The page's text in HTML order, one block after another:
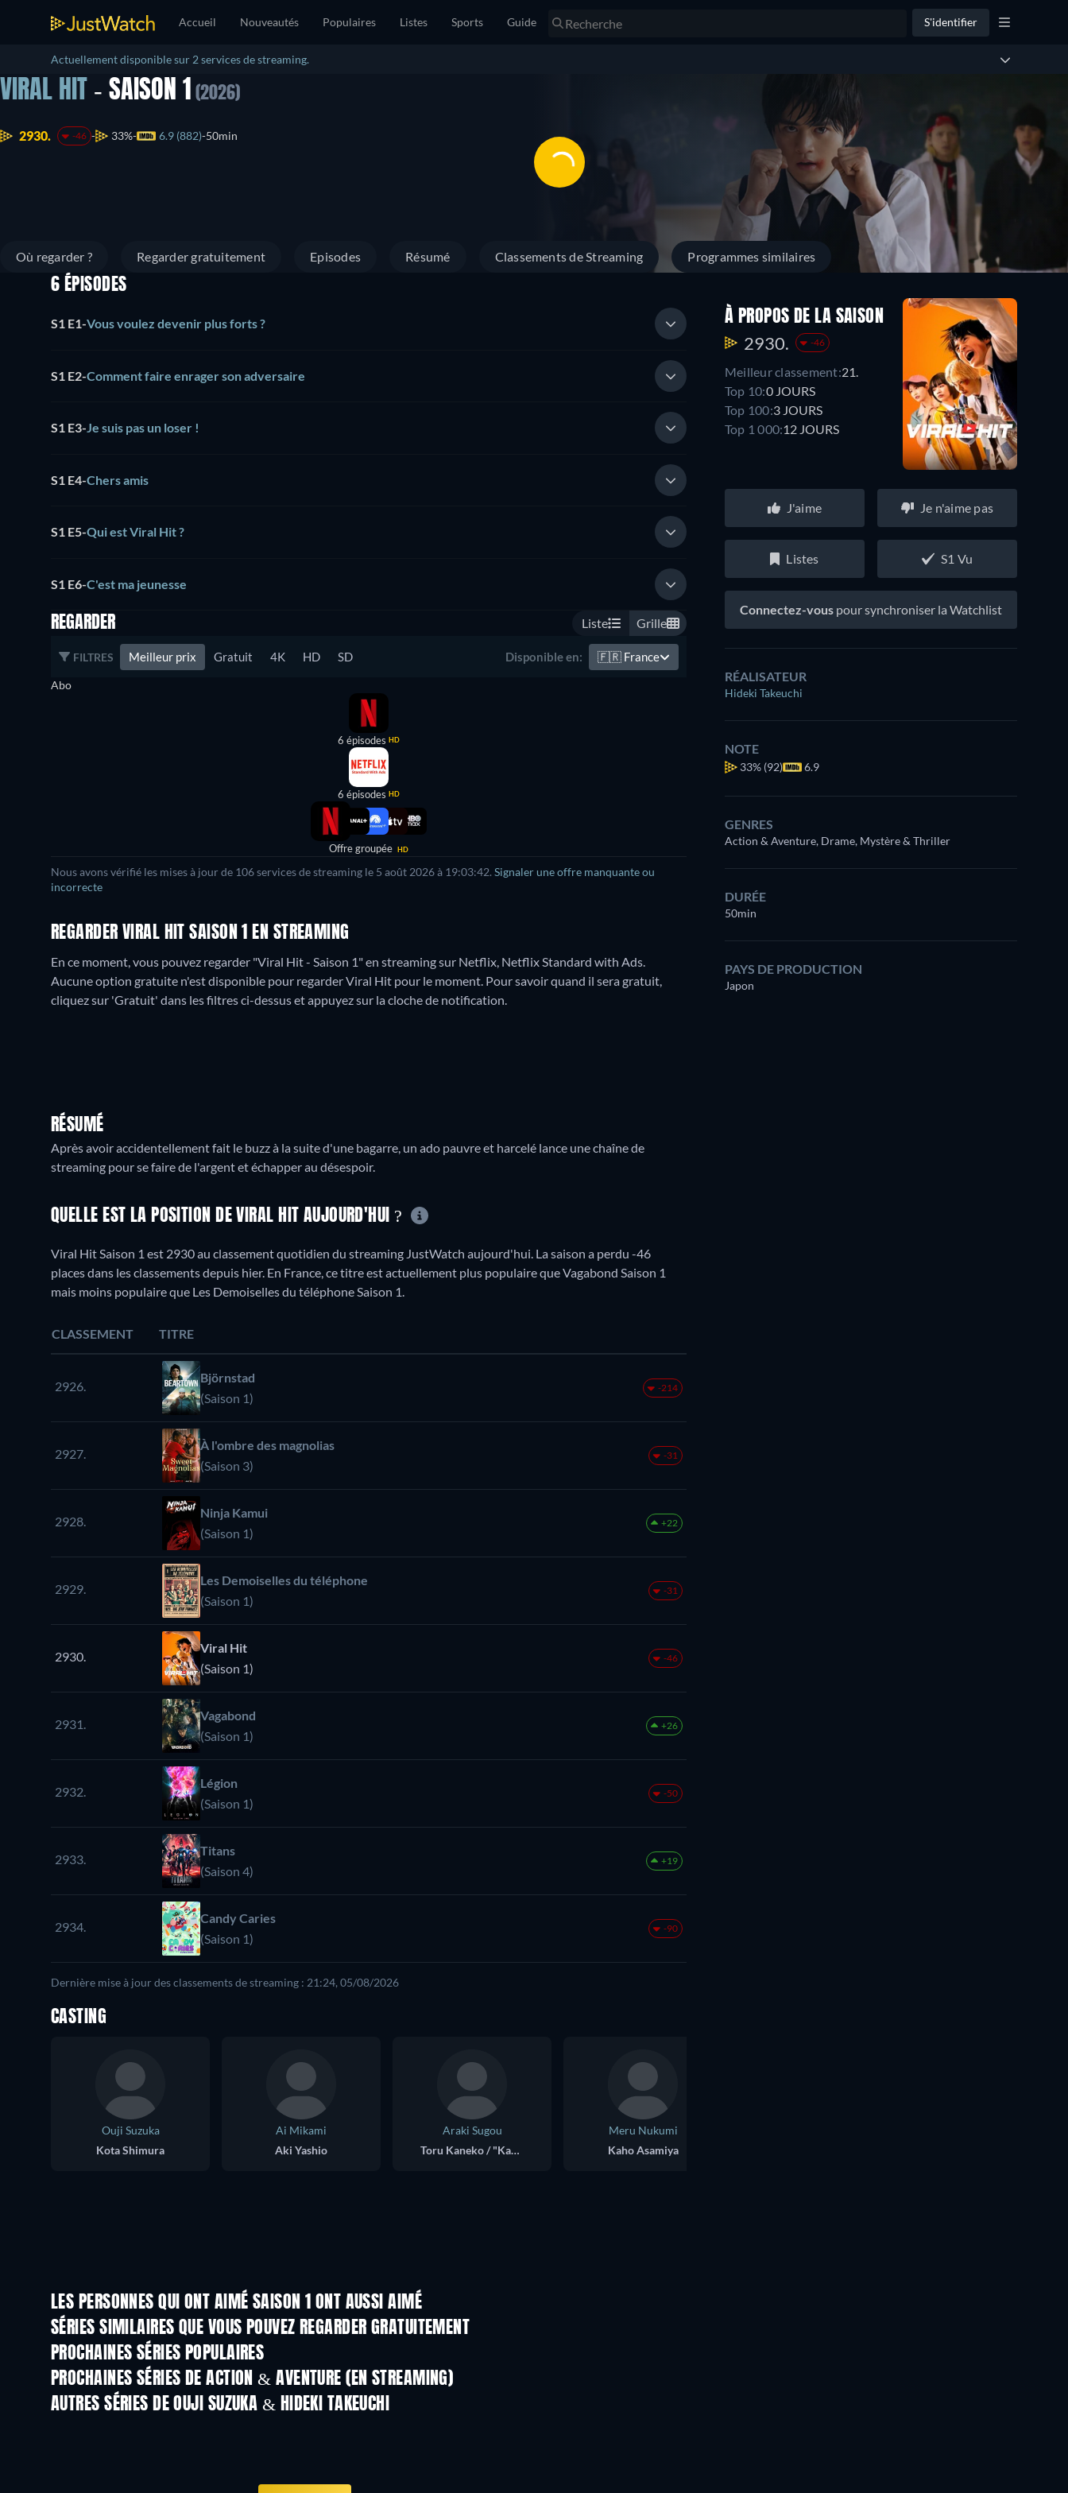
Accueil Nouveautés Populaires Listes Sports Guide S'identifier
Actuellement disponible sur 2 services de streaming.
VIRAL HIT - SAISON 1 (2026)
2930. -46 33% 6.9 (882) 50min
Où regarder ? Regarder gratuitement Episodes Résumé Classements de Streaming Programmes similaires
6 ÉPISODES
S1 E1-Vous voulez devenir plus forts ?
S1 E2-Comment faire enrager son adversaire
S1 E3-Je suis pas un loser !
S1 E4-Chers amis
S1 E5-Qui est Viral Hit ?
S1 E6-C'est ma jeunesse
REGARDER Liste Grille
FILTRES Meilleur prix Gratuit 4K HD SD Disponible en: 🇫🇷 France
Abo
6 épisodes HD
6 épisodes HD
Offre groupée HD
Nous avons vérifié les mises à jour de 106services de streaming le 5 août 2026à 19:03:42. Signaler une offre manquante ou
incorrecte
REGARDER VIRAL HIT SAISON 1 EN STREAMING
En ce moment, vous pouvez regarder "Viral Hit - Saison 1" en streaming sur Netflix, Netflix Standard with Ads.
Aucune option gratuite n'est disponible pour regarder Viral Hit pour le moment. Pour savoir quand il sera gratuit,
cliquez sur 'Gratuit' dans les filtres ci-dessus et appuyez sur la cloche de notification.
RÉSUMÉ
Après avoir accidentellement fait le buzz à la suite d'une bagarre, un ado pauvre et harcelé lance une chaîne de
streaming pour se faire de l'argent et échapper au désespoir.
À PROPOS DE LA SAISON
2930. -46
Meilleur classement:21.
Top 10:0 JOURS
Top 100:3 JOURS
Top 1 000:12 JOURS
J'aime Je n'aime pas
Listes S1 Vu
Connectez-vous pour synchroniser la Watchlist
RÉALISATEUR
Hideki Takeuchi
NOTE
33% (92) 6.9
GENRES
Action & Aventure, Drame, Mystère & Thriller
DURÉE
50min
PAYS DE PRODUCTION
Japon
QUELLE EST LA POSITION DE VIRAL HIT AUJOURD'HUI ?
Viral Hit Saison 1 est 2930 au classement quotidien du streaming JustWatch aujourd'hui. La saison a perdu -46
places dans les classements depuis hier. En France, ce titre est actuellement plus populaire que Vagabond Saison 1
mais moins populaire que Les Demoiselles du téléphone Saison 1.
CLASSEMENT TITRE
2926.
Björnstad
(Saison 1)
-214
2927.
À l'ombre des magnolias
(Saison 3)
-31
2928.
Ninja Kamui
(Saison 1)
+22
2929.
Les Demoiselles du téléphone
(Saison 1)
-31
2930.
Viral Hit
(Saison 1)
-46
2931.
Vagabond
(Saison 1)
+26
2932.
Légion
(Saison 1)
-50
2933.
Titans
(Saison 4)
+19
2934.
Candy Caries
(Saison 1)
-90
Dernière mise à jour des classements de streaming : 21:24, 05/08/2026
CASTING
Ouji Suzuka
Kota Shimura
Ai Mikami
Aki Yashio
Araki Sugou
Toru Kaneko / "Kanegon"
Meru Nukumi
Kaho Asamiya
LES PERSONNES QUI ONT AIMÉ SAISON 1 ONT AUSSI AIMÉ
Série
SÉRIES SIMILAIRES QUE VOUS POUVEZ REGARDER GRATUITEMENT
Série Série
PROCHAINES SÉRIES POPULAIRES
Série
PROCHAINES SÉRIES DE ACTION & AVENTURE (EN STREAMING)
Saison 2 Saison 2
AUTRES SÉRIES DE OUJI SUZUKA & HIDEKI TAKEUCHI
Série Série